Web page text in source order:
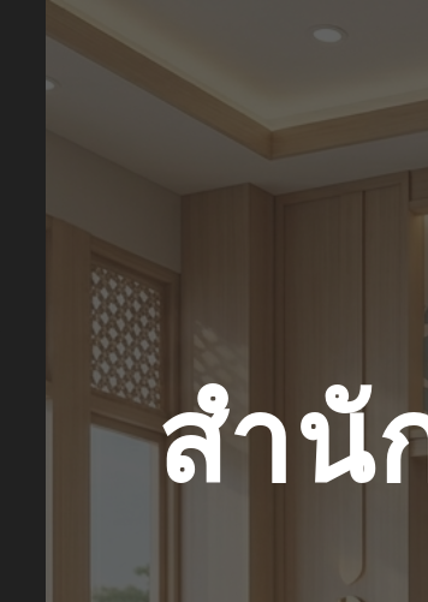
Skip to main content
สำนั